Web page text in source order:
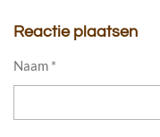
Reactie plaatsen
Naam *